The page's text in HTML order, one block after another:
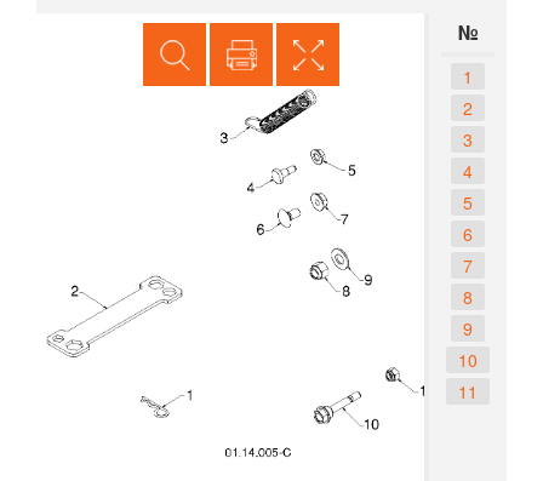
№
1
2
3
4
5
6
7
8
9
10
11